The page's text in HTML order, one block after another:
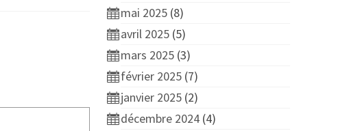
mai 2025(8)
avril 2025(5)
mars 2025(3)
février 2025(7)
janvier 2025(2)
décembre 2024(4)